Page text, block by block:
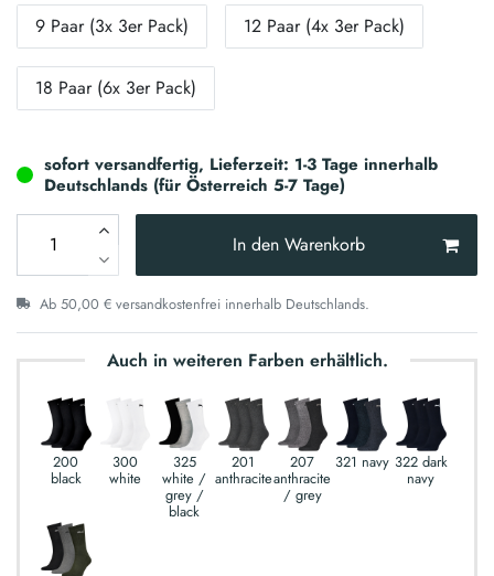
9 Paar (3x 3er Pack) 12 Paar (4x 3er Pack)
18 Paar (6x 3er Pack)
sofort versandfertig, Lieferzeit: 1-3 Tage innerhalb
Deutschlands (für Österreich 5-7 Tage)
In den Warenkorb
Ab 50,00 € versandkostenfrei innerhalb Deutschlands.
Auch in weiteren Farben erhältlich.
200
black
300
white
325
white /
grey /
black
201
anthracite
207
anthracite
/ grey
321 navy 322 dark
navy